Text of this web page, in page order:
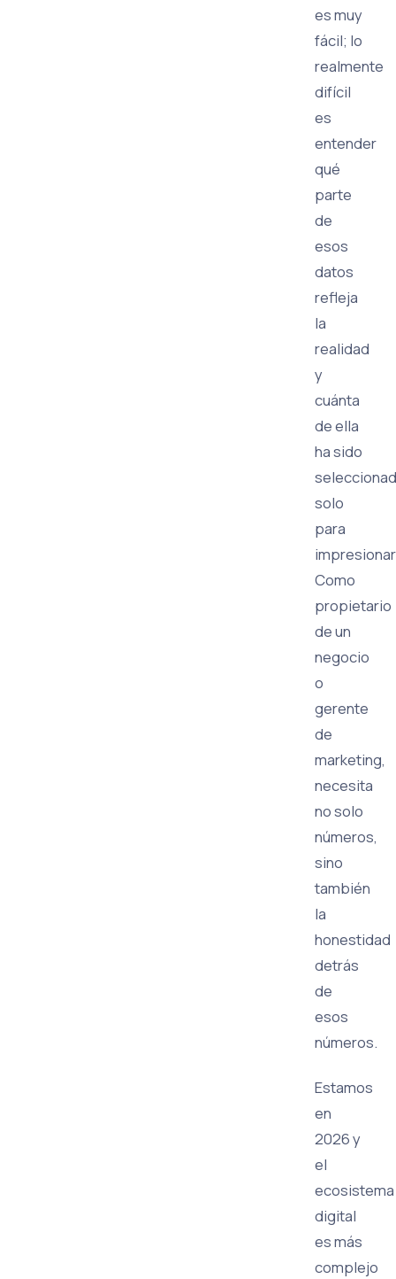
es muy
fácil; lo
realmente
difícil
es
entender
qué
parte
de
esos
datos
refleja
la
realidad
y
cuánta
de ella
ha sido
solo
para
Como
propietario
de un
negocio
o
gerente
de
marketing,
necesita
no solo
números,
sino
también
la
honestidad
detrás
de
esos
números.
Estamos
en
2026 y
el
ecosistema
digital
es más
complejo